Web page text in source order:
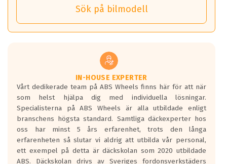
Det betyder att om man kör 10,000 km,
så sparar man 50 liter bränsle med ett
vilken körstil du använder.
Våtgrepp egenskaper:
Betygsskalan är satt A till F. Där A påvisar
den kortaste bromssträckan och F är den
längsta.
Inga D eller G betyg delas ut för
personbilar och lätta lastbilar.
Betyget sätts efter ett test där däcken
skall bromsa in på en väg där det ligger
Sök på bilmodell
IN-HOUSE EXPERTER
Vårt dedikerade team på ABS Wheels finns här för att när
som helst hjälpa dig med individuella lösningar.
Specialisterna på ABS Wheels är alla utbildade enligt
branschens högsta standard. Samtliga däckexperter hos
oss har minst 5 års erfarenhet, trots den långa
erfarenheten så slutar vi aldrig att utbilda vår personal,
ett exempel på detta är däckskolan som 2020 utbildade
ABS. Däckskolan drivs av Sveriges fordonsverkstäders